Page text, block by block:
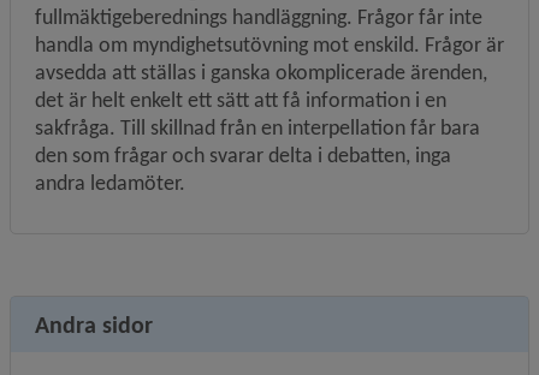
fullmäktigeberednings handläggning. Frågor får inte
handla om myndighetsutövning mot enskild. Frågor är
avsedda att ställas i ganska okomplicerade ärenden,
det är helt enkelt ett sätt att få information i en
sakfråga. Till skillnad från en interpellation får bara
den som frågar och svarar delta i debatten, inga
andra ledamöter.
Andra sidor